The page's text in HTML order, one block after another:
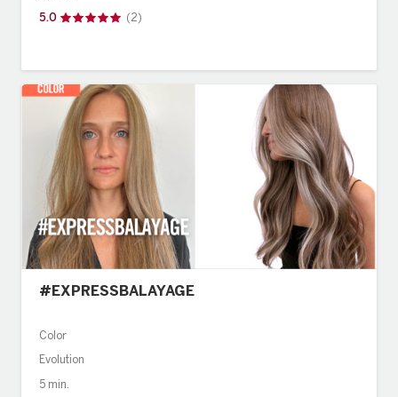
5.0 (2)
#EXPRESSBALAYAGE
Color
Evolution
5 min.